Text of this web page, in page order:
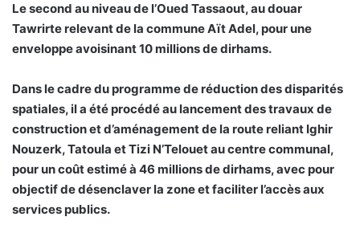
Le second au niveau de l’Oued Tassaout, au douar
Tawrirte relevant de la commune Aït Adel, pour une
enveloppe avoisinant 10 millions de dirhams.
Dans le cadre du programme de réduction des disparités
spatiales, il a été procédé au lancement des travaux de
construction et d’aménagement de la route reliant Ighir
Nouzerk, Tatoula et Tizi N’Telouet au centre communal,
pour un coût estimé à 46 millions de dirhams, avec pour
objectif de désenclaver la zone et faciliter l’accès aux
services publics.